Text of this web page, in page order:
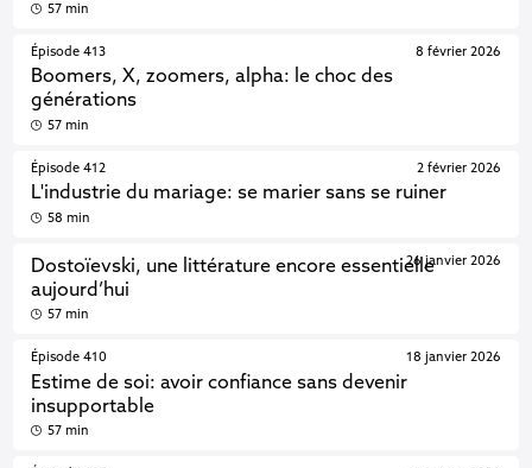
57 min
Épisode 413
Boomers, X, zoomers, alpha: le choc des
générations
8 février 2026
57 min
Épisode 412
L'industrie du mariage: se marier sans se ruiner
2 février 2026
58 min
Dostoïevski, une littérature encore essentielle
aujourd’hui
26 janvier 2026
57 min
Épisode 410
Estime de soi: avoir confiance sans devenir
insupportable
18 janvier 2026
57 min